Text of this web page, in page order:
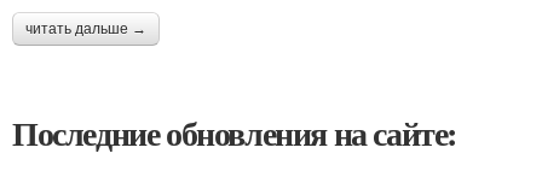
читать дальше →
Последние обновления на сайте: